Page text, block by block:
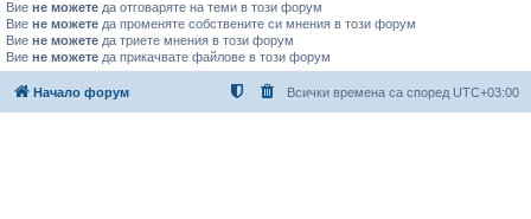
Вие не можете да отговаряте на теми в този форум
Вие не можете да променяте собствените си мнения в този форум
Вие не можете да триете мнения в този форум
Вие не можете да прикачвате файлове в този форум
Начало форум Всички времена са според UTC+03:00